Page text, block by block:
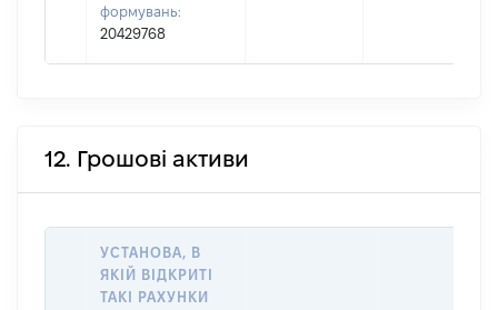
формувань:
20429768
12. Грошові активи
УСТАНОВА, В
ЯКІЙ ВІДКРИТІ
ТАКІ РАХУНКИ